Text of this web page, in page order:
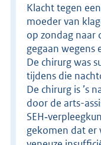
Klacht tegen
moeder van
op zondag naar
gegaan wegens
De chirurg was
tijdens die
De chirurg is ’s
door de arts-
gekomen dat er